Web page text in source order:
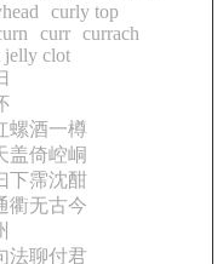
curly top
curr currach
jelly clot
螺酒一樽
盖倚崆峒
下霈沈酣
衢无古今
法聊付君